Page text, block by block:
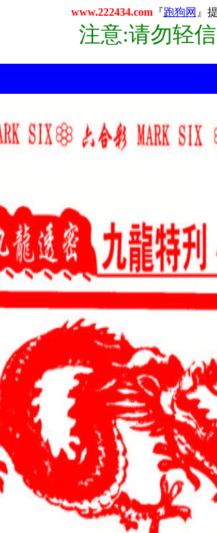
www.222434.com『跑狗网 』
注意:请勿轻